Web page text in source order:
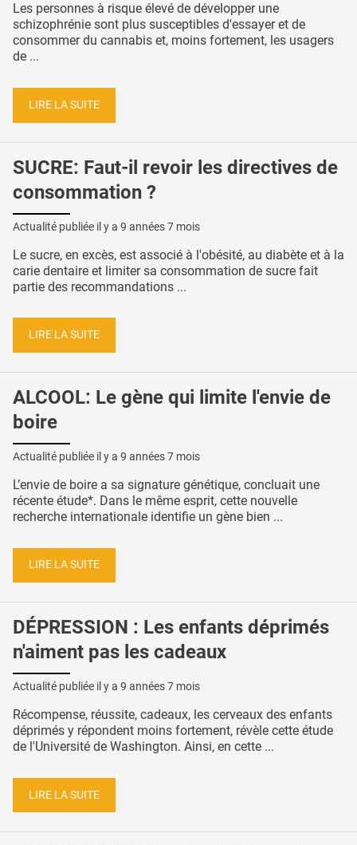
Les personnes à risque élevé de développer une
schizophrénie sont plus susceptibles d'essayer et de
consommer du cannabis et, moins fortement, les usagers
de ...
LIRE LA SUITE
SUCRE: Faut-il revoir les directives de
consommation ?
Actualité publiée il y a 9 années 7 mois
Le sucre, en excès, est associé à l'obésité, au diabète et à la
carie dentaire et limiter sa consommation de sucre fait
partie des recommandations ...
LIRE LA SUITE
ALCOOL: Le gène qui limite l'envie de
boire
Actualité publiée il y a 9 années 7 mois
L’envie de boire a sa signature génétique, concluait une
récente étude*. Dans le même esprit, cette nouvelle
recherche internationale identifie un gène bien ...
LIRE LA SUITE
DÉPRESSION : Les enfants déprimés
n'aiment pas les cadeaux
Actualité publiée il y a 9 années 7 mois
Récompense, réussite, cadeaux, les cerveaux des enfants
déprimés y répondent moins fortement, révèle cette étude
de l'Université de Washington. Ainsi, en cette ...
LIRE LA SUITE